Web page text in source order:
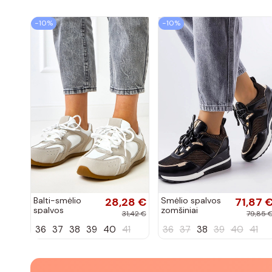
−10%
Balti-smėlio
spalvos
bateliai su
28,28 €
31,42 €
36 37 38 39 40 41
−10%
Smėlio spalvos
zomšiniai
bateliai, „Karino"
71,87
79,85
36 37 38 39 40 41